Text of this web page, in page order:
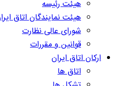
هیئت رئیسه
هیئت نمایندگان اتاق
شورای عالی نظارت
قوانین و مقررات
ارکان اتاق ایران
اتاق ها